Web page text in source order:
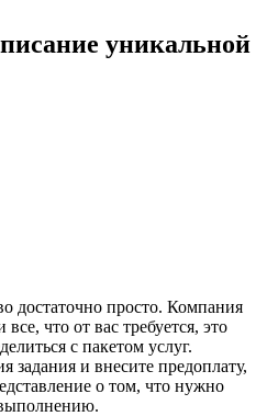
уникальной
достаточно просто. Компания
что от вас требуется, это
с пакетом услуг.
и внесите предоплату,
о том, что нужно